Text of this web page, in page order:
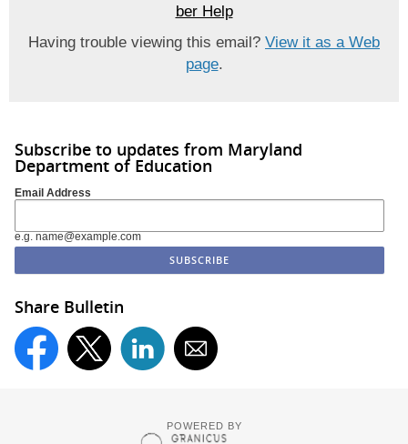
ber Help
Having trouble viewing this email? View it as a Web
page.
Subscribe to updates from Maryland
Department of Education
Email Address
e.g. name@example.com
Share Bulletin
POWERED BY